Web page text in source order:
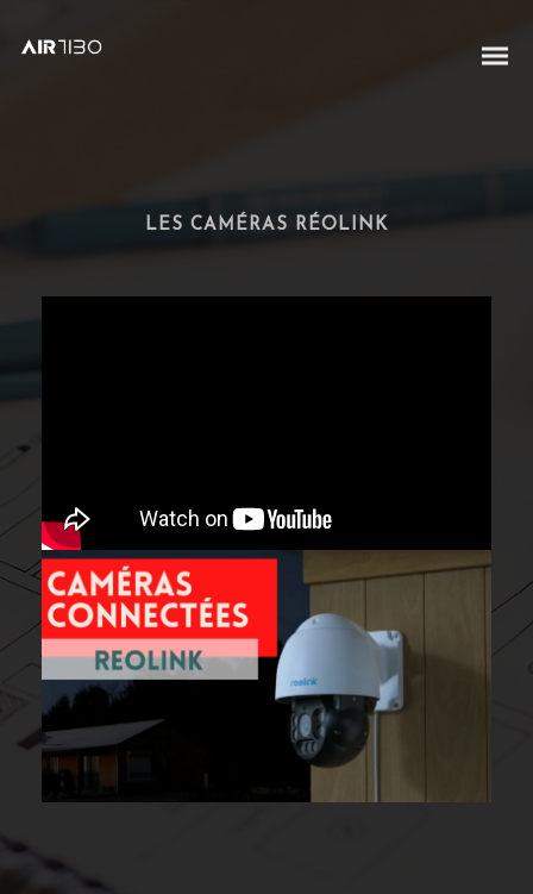
LES CAMÉRAS RÉOLINK